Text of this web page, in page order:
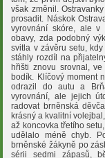
však změnil.
prosadit. Náskok
vyrovnání skóre, ale v
obavy, zda podobný
svitla v závěru setu,
stáhly rozdíl na
hřišti znovu srovnal,
bodík. Klíčový moment
odrazil do autu a
vyrovnání, ale jejich
radovat brněnská
krásný a kvalitní
až koncovka třetího
udělalo méně chyb.
brněnské žákyně po
sérii sedmi zápasů,